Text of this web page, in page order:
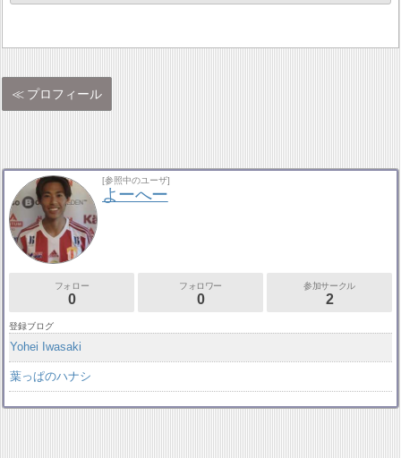
プロフィール
[参照中のユーザ]
よーへー
フォロー
0
フォロワー
0
参加サークル
2
登録ブログ
Yohei Iwasaki
葉っぱのハナシ